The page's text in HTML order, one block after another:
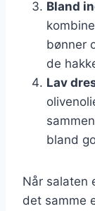
Bland
bønner
de
Lav
bland
Når salaten
det samme